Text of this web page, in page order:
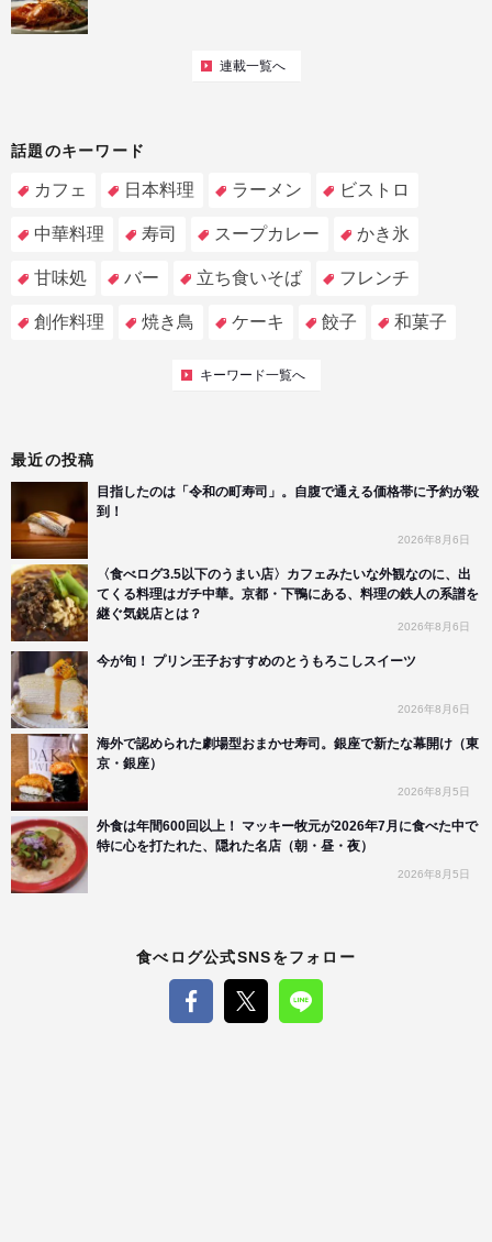
連載一覧へ
話題のキーワード
カフェ 日本料理 ラーメン ビストロ
中華料理 寿司 スープカレー かき氷
甘味処 バー 立ち食いそば フレンチ
創作料理 焼き鳥 ケーキ 餃子 和菓子
キーワード一覧へ
最近の投稿
目指したのは「令和の町寿司」。自腹で通える価格帯に予約が殺
到！
2026年8月6日
〈食べログ3.5以下のうまい店〉カフェみたいな外観なのに、出
てくる料理はガチ中華。京都・下鴨にある、料理の鉄人の系譜を
継ぐ気鋭店とは？
2026年8月6日
今が旬！ プリン王子おすすめのとうもろこしスイーツ
2026年8月6日
海外で認められた劇場型おまかせ寿司。銀座で新たな幕開け（東
京・銀座）
2026年8月5日
外食は年間600回以上！ マッキー牧元が2026年7月に食べた中で
特に心を打たれた、隠れた名店（朝・昼・夜）
2026年8月5日
食べログ公式SNSをフォロー